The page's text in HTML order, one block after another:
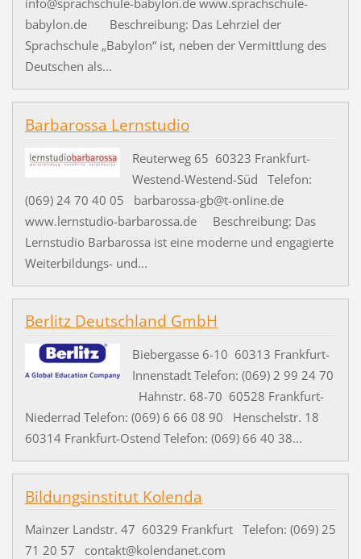
info@sprachschule-babylon.de www.sprachschule-
babylon.de Beschreibung: Das Lehrziel der
Sprachschule „Babylon“ ist, neben der Vermittlung des
Deutschen als...
Barbarossa Lernstudio
Reuterweg 65 60323 Frankfurt-
Westend-Westend-Süd Telefon:
(069) 24 70 40 05 barbarossa-gb@t-online.de
www.lernstudio-barbarossa.de Beschreibung: Das
Lernstudio Barbarossa ist eine moderne und engagierte
Weiterbildungs- und...
Berlitz Deutschland GmbH
Biebergasse 6-10 60313 Frankfurt-
Innenstadt Telefon: (069) 2 99 24 70
Hahnstr. 68-70 60528 Frankfurt-
Niederrad Telefon: (069) 6 66 08 90 Henschelstr. 18
60314 Frankfurt-Ostend Telefon: (069) 66 40 38...
Bildungsinstitut Kolenda
Mainzer Landstr. 47 60329 Frankfurt Telefon: (069) 25
71 20 57 contakt@kolendanet.com